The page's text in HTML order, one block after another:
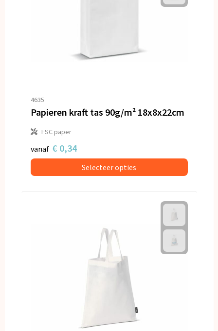
4635
Papieren kraft tas 90g/m² 18x8x22cm
FSC paper
vanaf € 0,34
Selecteer opties